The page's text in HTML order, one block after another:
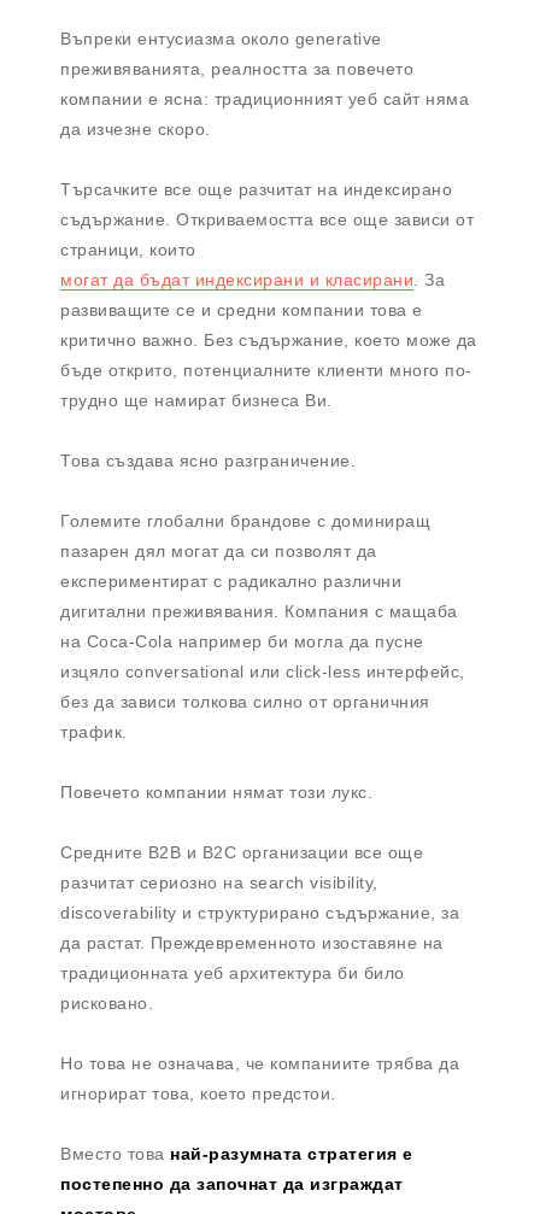
Въпреки ентусиазма около generative
преживяванията, реалността за повечето
компании е ясна: традиционният уеб сайт няма
да изчезне скоро.
Търсачките все още разчитат на индексирано
съдържание. Откриваемостта все още зависи от
страници, които
могат да бъдат индексирани и класирани. За
развиващите се и средни компании това е
критично важно. Без съдържание, което може да
бъде открито, потенциалните клиенти много по-
трудно ще намират бизнеса Ви.
Това създава ясно разграничение.
Големите глобални брандове с доминиращ
пазарен дял могат да си позволят да
експериментират с радикално различни
дигитални преживявания. Компания с мащаба
на Coca-Cola например би могла да пусне
изцяло conversational или click-less интерфейс,
без да зависи толкова силно от органичния
трафик.
Повечето компании нямат този лукс.
Средните B2B и B2C организации все още
разчитат сериозно на search visibility,
discoverability и структурирано съдържание, за
да растат. Преждевременното изоставяне на
традиционната уеб архитектура би било
рисковано.
Но това не означава, че компаниите трябва да
игнорират това, което предстои.
Вместо това най-разумната стратегия е
постепенно да започнат да изграждат